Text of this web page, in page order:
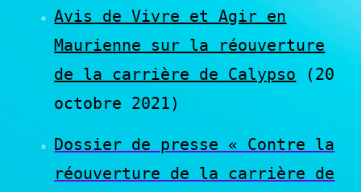
Avis de Vivre et Agir en
Maurienne sur la réouverture
de la carrière de Calypso (20
octobre 2021)
Dossier de presse « Contre la
réouverture de la carrière de